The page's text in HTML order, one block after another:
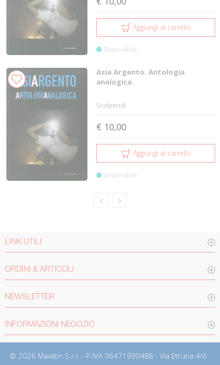
Aggiungi al carrello
Disponibile
Asia Argento. Antologia
analogica.
Scalpendi
€ 10,00
Aggiungi al carrello
Disponibile
LINK UTILI
ORDINI & ARTICOLI
NEWSLETTER
INFORMAZIONI NEGOZIO
© 2026 Maxlibri S.r.l. - P.IVA 06471990488 - Via Etruria 4/6